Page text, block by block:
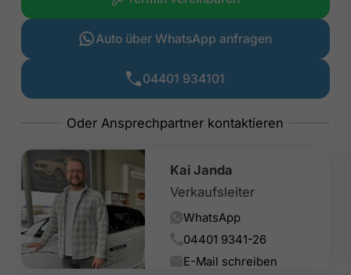
Auto über WhatsApp anfragen
04401 934101
Kai Janda
Verkaufsleiter
WhatsApp
04401 9341-26
E-Mail schreiben